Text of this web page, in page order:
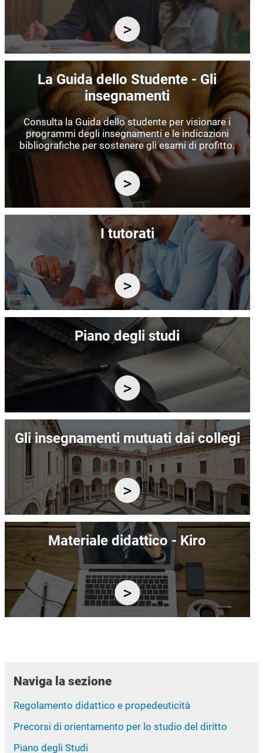
Immagine
La Guida dello Studente - Gli
insegnamenti
Consulta la Guida dello studente per visionare i
programmi degli insegnamenti e le indicazioni
bibliografiche per sostenere gli esami di profitto.
I tutorati
Immagine
Piano degli studi
Immagine
Gli insegnamenti mutuati dai collegi
Immagine
Materiale didattico - Kiro
Naviga la sezione
Regolamento didattico e propedeuticità
Precorsi di orientamento per lo studio del diritto
Piano degli Studi